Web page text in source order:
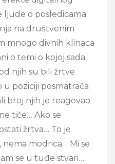
ljude o posledicama
na društvenim
mnogo divnih klinaca
o temi o kojoj sada
njih su bili žrtve
u poziciji posmatrača
broj njih je reagovao
tiče… Ako se
žrtva… To je
nema modrica… Mi se
se u tuđe stvari…